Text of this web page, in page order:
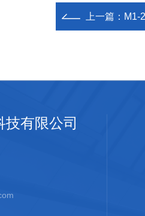
上一篇： M1-
技有限公司